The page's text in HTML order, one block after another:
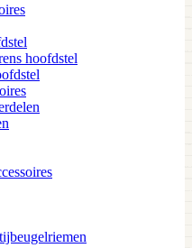
hoofdstel